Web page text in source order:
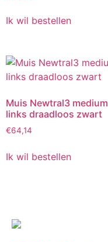
Ik wil bestellen
Muis Newtral3 medium
links draadloos zwart
€64,14
Ik wil bestellen